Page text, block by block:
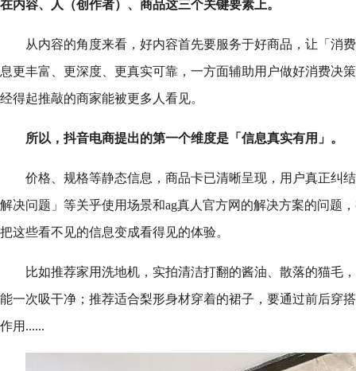
在内容、人（创作者）、商品这三个关键要素上。
从内容的角度来看，好内容首先要服务于好商品，让「消
息更丰富、更深度、更真实可靠，一方面辅助用户做好消费决
经得起推敲的商家能被更多人看见。
所以，抖音电商提出的第一个维度是「信息真实有用」。
价格、规格等静态信息，商品卡已清晰呈现，用户真正纠
解决问题」等关乎使用场景和ag真人官方网的解决方案的问题
把这些看不见的信息变成看得见的体验。
比如推荐家用洗地机，实拍清洁打翻的酱油、散落的猫毛
能一次吸干净；推荐适合梨形身材穿着的裙子，要通过前后穿
作用......